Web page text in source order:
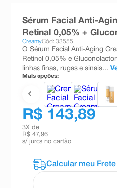
Sérum Facial Anti-
Retinal 0,05% +
CreamyCód: 33555
O Sérum Facial Anti-Aging
Retinol 0,05% e
linhas finas, rugas e sinais...
Mais opções:
R$ 143,89
3X de
R$ 47,96
s/ juros no cartão
esmalte
10ºabsorvente